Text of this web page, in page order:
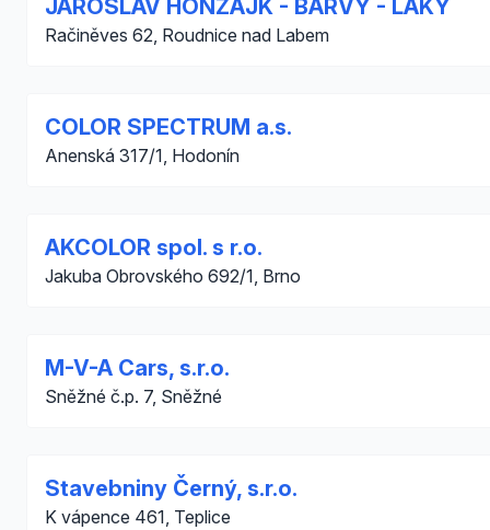
JAROSLAV HONZAJK - BARVY - LAKY
Račiněves 62, Roudnice nad Labem
COLOR SPECTRUM a.s.
Anenská 317/1, Hodonín
AKCOLOR spol. s r.o.
Jakuba Obrovského 692/1, Brno
M-V-A Cars, s.r.o.
Sněžné č.p. 7, Sněžné
Stavebniny Černý, s.r.o.
K vápence 461, Teplice